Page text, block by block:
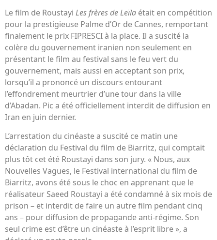
Le film de Roustayi Les frères de Leïla était en compétition
pour la prestigieuse Palme d’Or de Cannes, remportant
finalement le prix FIPRESCI à la place. Il a suscité la
colère du gouvernement iranien non seulement en
présentant le film au festival sans le feu vert du
gouvernement, mais aussi en acceptant son prix,
lorsqu’il a prononcé un discours entourant
l’effondrement meurtrier d’une tour dans la ville
d’Abadan. Pic a été officiellement interdit de diffusion en
Iran en juin dernier.
L’arrestation du cinéaste a suscité ce matin une
déclaration du Festival du film de Biarritz, qui comptait
plus tôt cet été Roustayi dans son jury. « Nous, aux
Nouvelles Vagues, le Festival international du film de
Biarritz, avons été sous le choc en apprenant que le
réalisateur Saeed Roustayi a été condamné à six mois de
prison – et interdit de faire un autre film pendant cinq
ans – pour diffusion de propagande anti-régime. Son
seul crime est d’être un cinéaste à l’esprit libre », a